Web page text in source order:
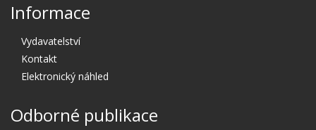
Informace
Vydavatelství
Kontakt
Elektronický náhled
Odborné publikace